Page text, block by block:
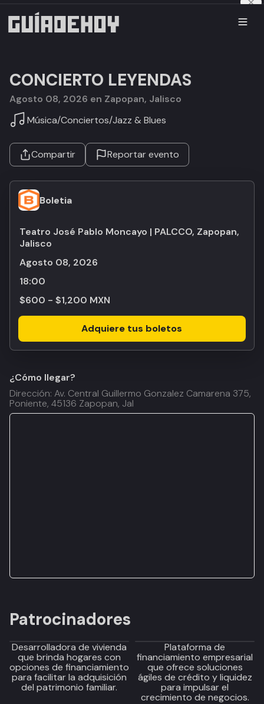
CONCIERTO LEYENDAS
agosto 08, 2026 en Zapopan, Jalisco
Música/Conciertos/Jazz & Blues
Compartir Reportar evento
Boletia
Teatro José Pablo Moncayo | PALCCO, Zapopan,
Jalisco
agosto 08, 2026
18:00
$600 - $1,200 MXN
Adquiere tus boletos
¿Cómo llegar?
Dirección: Av. Central Guillermo Gonzalez Camarena 375,
Poniente, 45136 Zapopan, Jal
Patrocinadores
Desarrolladora de vivienda
que brinda hogares con
opciones de financiamiento
para facilitar la adquisición
del patrimonio familiar.
Plataforma de
financiamiento empresarial
que ofrece soluciones
ágiles de crédito y liquidez
para impulsar el
crecimiento de negocios.